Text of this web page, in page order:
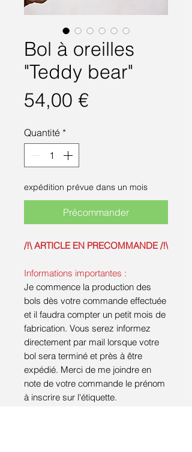
Bol à oreilles
"Teddy bear"
54,00 €
Quantité *
expédition prévue dans un mois
Précommander
/!\ ARTICLE EN PRECOMMANDE /!\
Informations importantes :
Je commence la production des
bols dès votre commande effectuée
et il faudra compter un petit mois de
fabrication. Vous serez informez
directement par mail lorsque votre
bol sera terminé et près à être
expédié. Merci de me joindre en
note de votre commande le prénom
à inscrire sur l'étiquette.